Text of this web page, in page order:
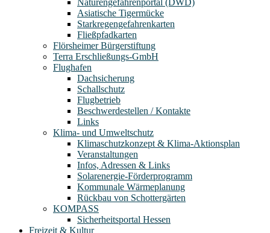
Naturengefahrenportal (DWD)
Asiatische Tigermücke
Starkregengefahrenkarten
Fließpfadkarten
Flörsheimer Bürgerstiftung
Terra Erschließungs-GmbH
Flughafen
Dachsicherung
Schallschutz
Flugbetrieb
Beschwerdestellen / Kontakte
Links
Klima- und Umweltschutz
Klimaschutzkonzept & Klima-Aktionsplan
Veranstaltungen
Infos, Adressen & Links
Solarenergie-Förderprogramm
Kommunale Wärmeplanung
Rückbau von Schottergärten
KOMPASS
Sicherheitsportal Hessen
Freizeit & Kultur